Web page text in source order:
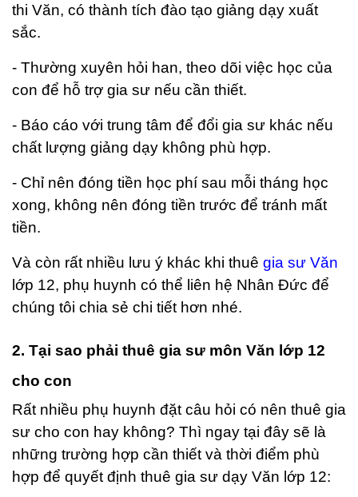
thi Văn, có thành tích đào tạo giảng dạy xuất
sắc.
- Thường xuyên hỏi han, theo dõi việc học của
con để hỗ trợ gia sư nếu cần thiết.
- Báo cáo với trung tâm để đổi gia sư khác nếu
chất lượng giảng dạy không phù hợp.
- Chỉ nên đóng tiền học phí sau mỗi tháng học
xong, không nên đóng tiền trước để tránh mất
tiền.
Và còn rất nhiều lưu ý khác khi thuê gia sư Văn
lớp 12, phụ huynh có thể liên hệ Nhân Đức để
chúng tôi chia sẻ chi tiết hơn nhé.
2. Tại sao phải thuê gia sư môn Văn lớp 12
cho con
Rất nhiều phụ huynh đặt câu hỏi có nên thuê gia
sư cho con hay không? Thì ngay tại đây sẽ là
những trường hợp cần thiết và thời điểm phù
hợp để quyết định thuê gia sư dạy Văn lớp 12: